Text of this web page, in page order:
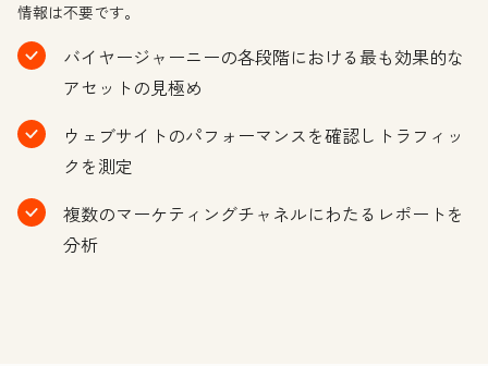
情報は不要です。
バイヤージャーニーの各段階における最も効果的な
アセットの見極め
ウェブサイトのパフォーマンスを確認しトラフィッ
クを測定
複数のマーケティングチャネルにわたるレポートを
分析